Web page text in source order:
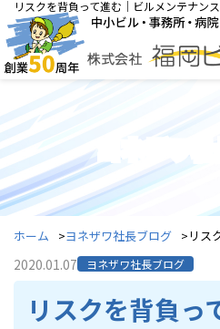
リスクを背負って進む｜ビルメンテナ
ヨネザワ
ホーム ヨネザワ社長ブログ リス
2020.01.07 ヨネザワ社長ブログ
リスクを背負っ